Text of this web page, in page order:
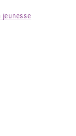
jeunesse